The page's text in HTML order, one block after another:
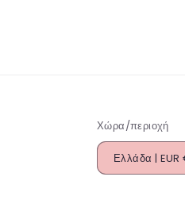
Χώρα/περιοχή